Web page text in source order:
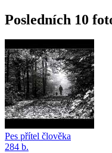
Posledních 10
Pes přítel člověka
284 b.